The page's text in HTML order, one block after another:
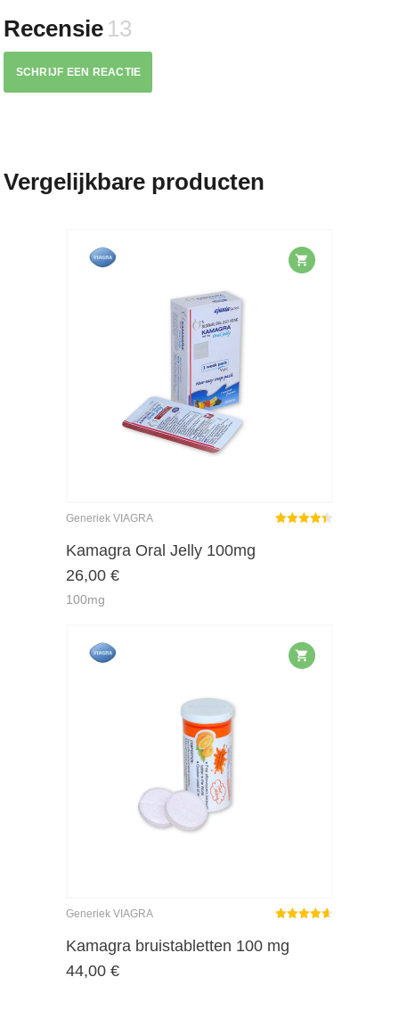
Recensie 13
SCHRIJF EEN REACTIE
Vergelijkbare producten
Generiek VIAGRA
Kamagra Oral Jelly 100mg
26,00 €
100mg
Generiek VIAGRA
4.62
Kamagra bruistabletten 100 mg
44,00 €